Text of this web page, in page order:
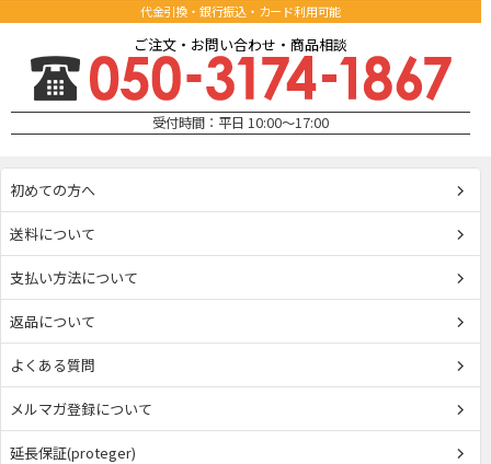
代金引換・銀行振込・カード利用可能
ご注文・お問い合わせ・商品相談
受付時間：平日 10:00～17:00
初めての方へ
送料について
支払い方法について
返品について
よくある質問
メルマガ登録について
延長保証(proteger)